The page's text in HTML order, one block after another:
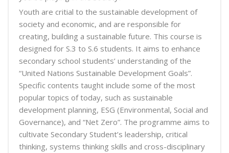
Youth are critial to the sustainable development of
society and economic, and are responsible for
creating, building a sustainable future. This course is
designed for S.3 to S.6 students. It aims to enhance
secondary school students’ understanding of the
“United Nations Sustainable Development Goals”.
Specific contents taught include some of the most
popular topics of today, such as sustainable
development planning, ESG (Environmental, Social and
Governance), and “Net Zero”. The programme aims to
cultivate Secondary Student’s leadership, critical
thinking, systems thinking skills and cross-disciplinary